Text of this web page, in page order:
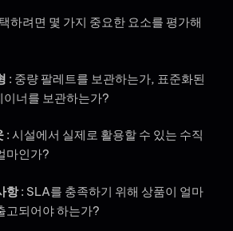
하려면 몇 가지 중요한 요소를 평가해
: 중량 팔레트를 보관하는가, 표준화된
이너를 보관하는가?
: 시설에서 실제로 활용할 수 있는 수직
마인가?
항: SLA를 충족하기 위해 상품이 얼마
고되어야 하는가?